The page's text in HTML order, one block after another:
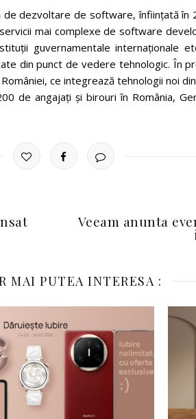
dezvoltare de software, înființată în
mai complexe de software
guvernamentale internaționale
din punct de vedere tehnologic. În
ce integrează tehnologii noi
de angajați și birouri în România,
Veeam anunta
MAI PUTEA INTERESA :